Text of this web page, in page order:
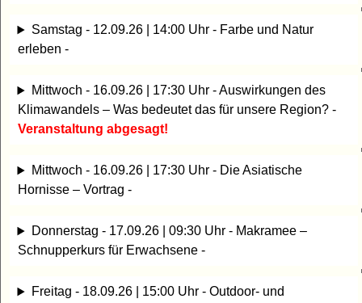
Samstag - 12.09.26 | 14:00 Uhr - Farbe und Natur
erleben -
Mittwoch - 16.09.26 | 17:30 Uhr - Auswirkungen des
Klimawandels – Was bedeutet das für unsere Region? -
Veranstaltung abgesagt!
Mittwoch - 16.09.26 | 17:30 Uhr - Die Asiatische
Hornisse – Vortrag -
Donnerstag - 17.09.26 | 09:30 Uhr - Makramee –
Schnupperkurs für Erwachsene -
Freitag - 18.09.26 | 15:00 Uhr - Outdoor- und